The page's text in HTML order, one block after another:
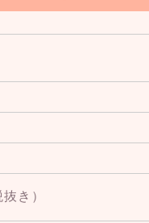
き）